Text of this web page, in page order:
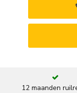
12 maanden